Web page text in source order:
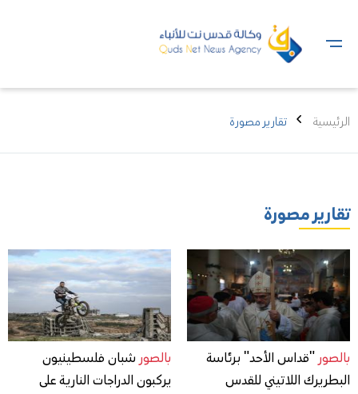
الرئيسية تقارير مصورة
تقارير مصورة
بالصور "قداس الأحد" برئاسة
البطريرك اللاتيني للقدس
بالصور شبان فلسطينيون
يركبون الدراجات النارية على